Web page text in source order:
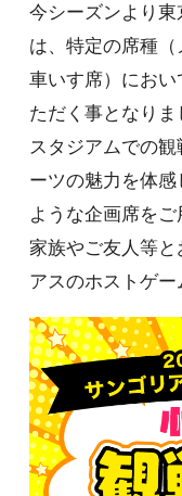
今シーズンより
は、特定の席種（
車いす席）にお
ただく事となり
スタジアムでの
ーツの魅力を体
ような企画席を
家族やご友人等
アスのホストゲー